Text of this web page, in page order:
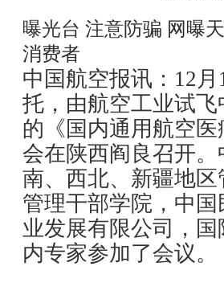
曝光台 注意防骗 网曝
消费者
中国航空报讯：12
托，由航空工业试
的《国内通用航空
会在陕西阎良召开
南、西北、新疆地
管理干部学院，中
业发展有限公司，
内专家参加了会议。